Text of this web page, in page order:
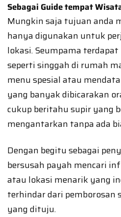
Sebagai Guide tempat
Mungkin saja tujuan anda
hanya digunakan untuk
lokasi. Seumpama
seperti singgah di rumah
menu spesial atau
yang banyak dibicarakan
cukup beritahu supir yang
mengantarkan tanpa ada
Dengan begitu sebagai
bersusah payah mencari
atau lokasi menarik yang
terhindar dari pemborosan
yang dituju.